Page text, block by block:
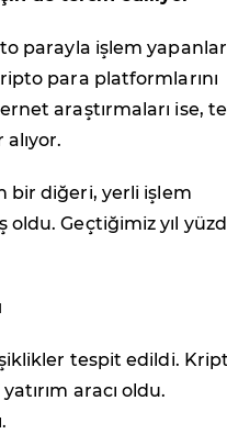
parayla işlem
para platformlarını
araştırmaları ise,
bir diğeri, yerli işlem
Geçtiğimiz yıl
tespit edildi.
aracı oldu.